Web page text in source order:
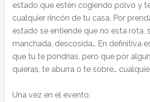
estado que estén cogiendo polvo y
cualquier rincón de tu casa. Por
estado se entiende que no esta rota,
manchada, descosida… En definitiva
que tu te pondrías, pero que por
quieras, te aburra o te sobre…
Una vez en el evento: